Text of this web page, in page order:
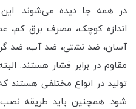
در همه جا دیده می‌شوند. این
اندازه کوچک، مصرف برق کم،
آسان، ضد نشتی، ضد آب، ضد گرد
مقاوم در برابر فشار هستند.
تولید در انواع مختلفی هستند
شود. همچنین باید طریقه